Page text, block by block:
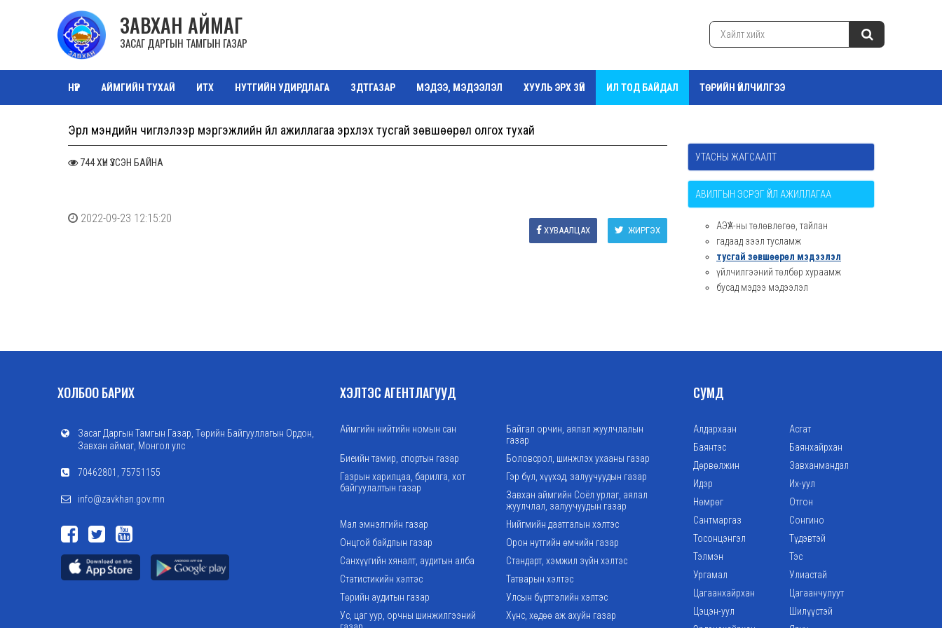
ЗАВХАН АЙМАГ
ЗАСАГ ДАРГЫН ТАМГЫН ГАЗАР
НҮҮР АЙМГИЙН ТУХАЙ ИТХ НУТГИЙН УДИРДЛАГА ЗДТГАЗАР МЭДЭЭ, МЭДЭЭЛЭЛ ХУУЛЬ ЭРХ ЗҮЙ ИЛ ТОД БАЙДАЛ ТӨРИЙН ҮЙЛЧИЛГЭЭ
Эрүүл мэндийн чиглэлээр мэргэжлийн үйл ажиллагаа эрхлэх тусгай зөвшөөрөл олгох тухай
744 ХҮН ҮЗСЭН БАЙНА
2022-09-23 12:15:20
ЖИРГЭХ
ХУВААЛЦАХ
УТАСНЫ ЖАГСААЛТ
АВИЛГЫН ЭСРЭГ ҮЙЛ АЖИЛЛАГАА
АЭҮА-ны төлөвлөгөө, тайлан
гадаад зээл тусламж
тусгай зөвшөөрөл мэдээлэл
үйлчилгээний төлбөр хураамж
бусад мэдээ мэдээлэл
ХОЛБОО БАРИХ
Засаг Даргын Тамгын Газар, Төрийн Байгууллагын Ордон,
Завхан аймаг, Монгол улс
70462801, 75751155
info@zavkhan.gov.mn
ХЭЛТЭС АГЕНТЛАГУУД
Аймгийн нийтийн номын сан
Байгал орчин, аялал жуулчлалын
газар
Биеийн тамир, спортын газар
Боловсрол, шинжлэх ухааны газар
Газрын харилцаа, барилга, хот
байгуулалтын газар
Гэр бүл, хүүхэд, залуучуудын газар
Завхан аймгийн Соёл урлаг, аялал
жуулчлал, залуучуудын газар
Мал эмнэлгийн газар
Нийгмийн даатгалын хэлтэс
Онцгой байдлын газар
Орон нутгийн өмчийн газар
Санхүүгийн хяналт, аудитын алба
Стандарт, хэмжил зүйн хэлтэс
Статистикийн хэлтэс
Татварын хэлтэс
Төрийн аудитын газар
Улсын бүртгэлийн хэлтэс
Ус, цаг уур, орчны шинжилгээний
Хүнс, хөдөө аж ахуйн газар
СУМД
Алдархаан
Асгат
Баянтэс
Баянхайрхан
Дөрвөлжин
Завханмандал
Идэр
Их-уул
Нөмрөг
Отгон
Сантмаргаз
Сонгино
Тосонцэнгэл
Түдэвтэй
Тэлмэн
Тэс
Ургамал
Улиастай
Цагаанхайрхан
Цагаанчулуут
Цэцэн-уул
Шилүүстэй